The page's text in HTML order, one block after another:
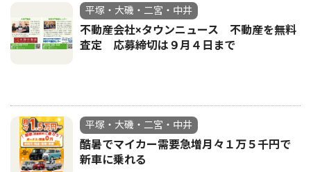
平塚・大磯・二宮・中井
不動産会社×タウンニュース 不動産を無料
査定 応募締切は９月４日まで
平塚・大磯・二宮・中井
酷暑でマイカー需要急増月々１万５千円で
新車に乗れる